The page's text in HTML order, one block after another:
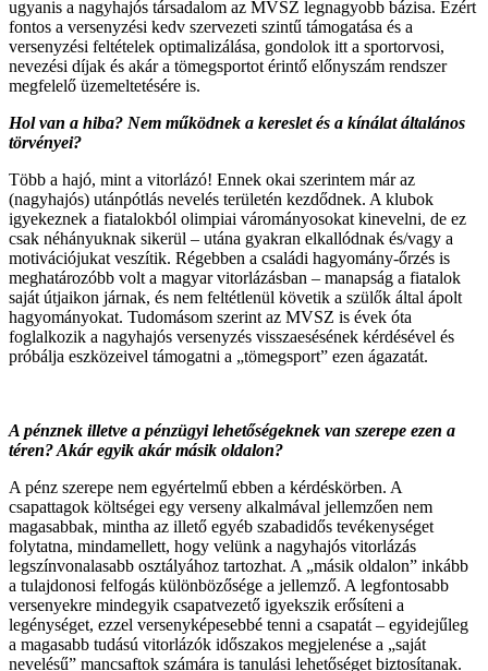
ugyanis a nagyhajós társadalom az MVSZ legnagyobb bázisa. Ezért
fontos a versenyzési kedv szervezeti szintű támogatása és a
versenyzési feltételek optimalizálása, gondolok itt a sportorvosi,
nevezési díjak és akár a tömegsportot érintő előnyszám rendszer
megfelelő üzemeltetésére is.
Hol van a hiba? Nem működnek a kereslet és a kínálat általános
törvényei?
Több a hajó, mint a vitorlázó! Ennek okai szerintem már az
(nagyhajós) utánpótlás nevelés területén kezdődnek. A klubok
igyekeznek a fiatalokból olimpiai várományosokat kinevelni, de ez
csak néhányuknak sikerül – utána gyakran elkallódnak és/vagy a
motivációjukat veszítik. Régebben a családi hagyomány-őrzés is
meghatározóbb volt a magyar vitorlázásban – manapság a fiatalok
saját útjaikon járnak, és nem feltétlenül követik a szülők által ápolt
hagyományokat. Tudomásom szerint az MVSZ is évek óta
foglalkozik a nagyhajós versenyzés visszaesésének kérdésével és
próbálja eszközeivel támogatni a „tömegsport” ezen ágazatát.
A pénznek illetve a pénzügyi lehetőségeknek van szerepe ezen a
téren? Akár egyik akár másik oldalon?
A pénz szerepe nem egyértelmű ebben a kérdéskörben. A
csapattagok költségei egy verseny alkalmával jellemzően nem
magasabbak, mintha az illető egyéb szabadidős tevékenységet
folytatna, mindamellett, hogy velünk a nagyhajós vitorlázás
legszínvonalasabb osztályához tartozhat. A „másik oldalon” inkább
a tulajdonosi felfogás különbözősége a jellemző. A legfontosabb
versenyekre mindegyik csapatvezető igyekszik erősíteni a
legénységet, ezzel versenyképesebbé tenni a csapatát – egyidejűleg
a magasabb tudású vitorlázók időszakos megjelenése a „saját
nevelésű” mancsaftok számára is tanulási lehetőséget biztosítanak.